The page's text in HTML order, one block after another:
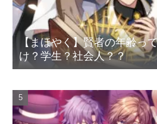
【まほやく】賢者の年齢っ
け？学生？社会人？？